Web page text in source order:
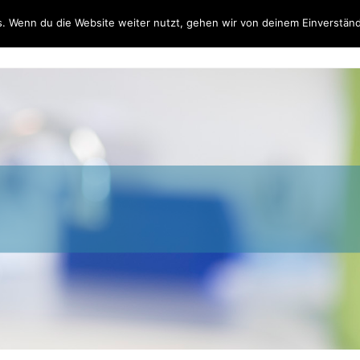
PRAXISTEAM
Wenn du die Website weiter nutzt, gehen wir von deinem